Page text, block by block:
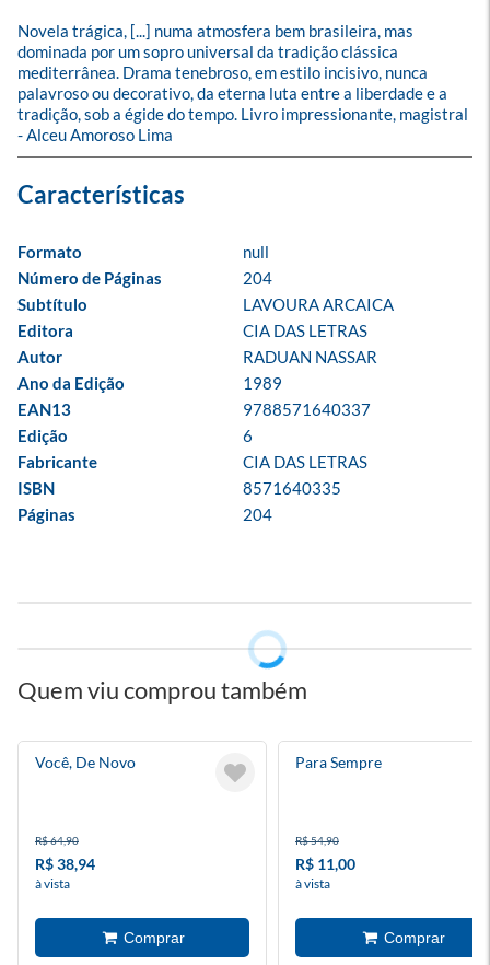
Novela trágica, [...] numa atmosfera bem brasileira, mas
dominada por um sopro universal da tradição clássica
mediterrânea. Drama tenebroso, em estilo incisivo, nunca
palavroso ou decorativo, da eterna luta entre a liberdade e a
tradição, sob a égide do tempo. Livro impressionante, magistral
- Alceu Amoroso Lima
Formato
null
Número de Páginas
204
Subtítulo
LAVOURA ARCAICA
Editora
CIA DAS LETRAS
Autor
RADUAN NASSAR
Ano da Edição
1989
EAN13
9788571640337
Edição
6
Fabricante
CIA DAS LETRAS
ISBN
8571640335
Páginas
204
Quem viu comprou também
Você, De Novo
R$ 64,90
R$ 38,94
à vista
Para Sempre
R$ 54,90
R$ 11,00
à vista